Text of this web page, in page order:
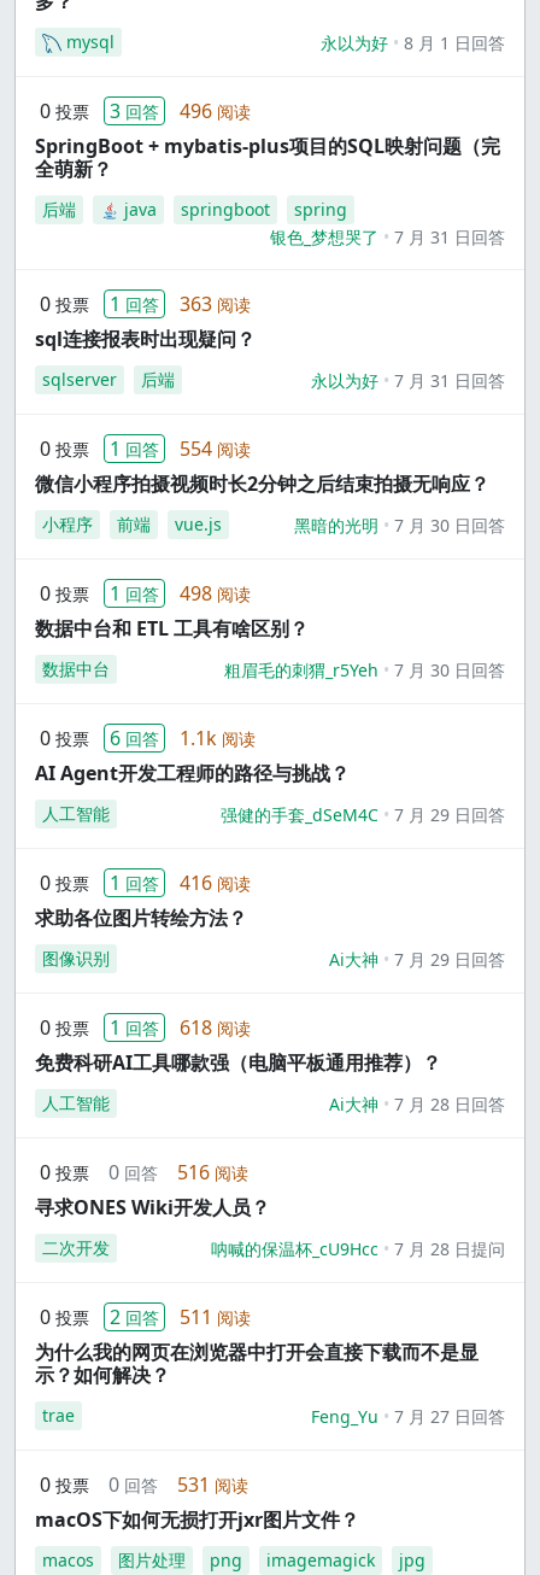
mysql 永以为好 8 月 1 日回答
0 投票 3 回答 496 阅读
SpringBoot + mybatis-plus项目的SQL映射问题（完
全萌新？
后端 java springboot
spring
银色_梦想哭了
7 月 31 日回答
0 投票 1 回答 363 阅读
sql连接报表时出现疑问？
sqlserver 后端 永以为好 7 月 31 日回答
0 投票 1 回答 554 阅读
微信小程序拍摄视频时长2分钟之后结束拍摄无响应？
小程序 前端 vue.js 黑暗的光明 7 月 30 日回答
0 投票 1 回答 498 阅读
数据中台和 ETL 工具有啥区别？
数据中台 粗眉毛的刺猬_r5Yeh 7 月 30 日回答
0 投票 6 回答 1.1k 阅读
AI Agent开发工程师的路径与挑战？
人工智能 强健的手套_dSeM4C 7 月 29 日回答
0 投票 1 回答 416 阅读
求助各位图片转绘方法？
图像识别 Ai大神 7 月 29 日回答
0 投票 1 回答 618 阅读
免费科研AI工具哪款强（电脑平板通用推荐）？
人工智能 Ai大神 7 月 28 日回答
0 投票 0 回答 516 阅读
寻求ONES Wiki开发人员？
二次开发 呐喊的保温杯_cU9Hcc 7 月 28 日提问
0 投票 2 回答 511 阅读
为什么我的网页在浏览器中打开会直接下载而不是显
示？如何解决？
trae Feng_Yu 7 月 27 日回答
0 投票 0 回答 531 阅读
macOS下如何无损打开jxr图片文件？
macos 图片处理 png imagemagick
jpg